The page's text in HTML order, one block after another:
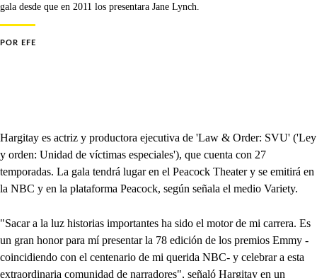
gala desde que en 2011 los presentara Jane Lynch.
POR EFE
Hargitay es actriz y productora ejecutiva de 'Law & Order: SVU' ('Ley
y orden: Unidad de víctimas especiales'), que cuenta con 27
temporadas. La gala tendrá lugar en el Peacock Theater y se emitirá en
la NBC y en la plataforma Peacock, según señala el medio Variety.
"Sacar a la luz historias importantes ha sido el motor de mi carrera. Es
un gran honor para mí presentar la 78 edición de los premios Emmy -
coincidiendo con el centenario de mi querida NBC- y celebrar a esta
extraordinaria comunidad de narradores", señaló Hargitay en un